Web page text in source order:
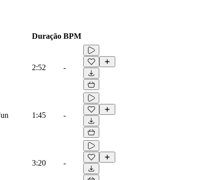
Duração BPM
2:52 -
1:45 -
3:20 -